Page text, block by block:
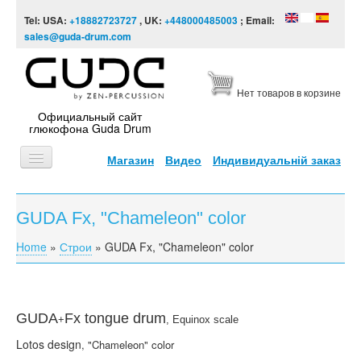
Tel: USA: +18882723727, UK: +448000485003 ; Email:
sales@guda-drum.com
Официальный сайт
глюкофона Guda Drum
Нет товаров в корзине
Магазин Видео Индивидуальній заказ
ГЛАВНАЯ
ТИПЫ
ДИЗАЙНЫ
ЗВУКОРЯД
ИНФОРМАЦИЯ
GUDA Fx, "Chameleon" color
You are here
Home » Строи » GUDA Fx, "Chameleon" color
GUDA+Fx tongue drum, Equinox scale
Lotos design, "Chameleon" color